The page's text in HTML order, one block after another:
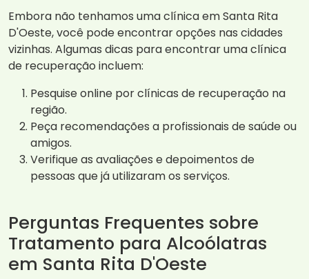
Embora não tenhamos uma clínica em Santa Rita
D'Oeste, você pode encontrar opções nas cidades
vizinhas. Algumas dicas para encontrar uma clínica
de recuperação incluem:
Pesquise online por clínicas de recuperação na
região.
Peça recomendações a profissionais de saúde ou
amigos.
Verifique as avaliações e depoimentos de
pessoas que já utilizaram os serviços.
Perguntas Frequentes sobre
Tratamento para Alcoólatras
em Santa Rita D'Oeste